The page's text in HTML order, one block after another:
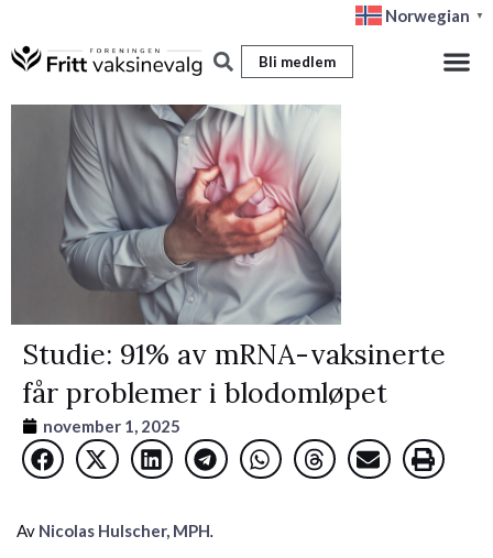
til
Norwegian ▼
Bli medlem
Studie: 91% av mRNA-vaksinerte
får problemer i blodomløpet
november 1, 2025
Av Nicolas Hulscher, MPH.